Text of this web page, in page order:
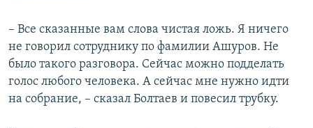
– Все сказанные вам слова чистая ложь. Я ничего
не говорил сотруднику по фамилии Ашуров. Не
было такого разговора. Сейчас можно подделать
голос любого человека. А сейчас мне нужно идти
на собрание, – сказал Болтаев и повесил трубку.